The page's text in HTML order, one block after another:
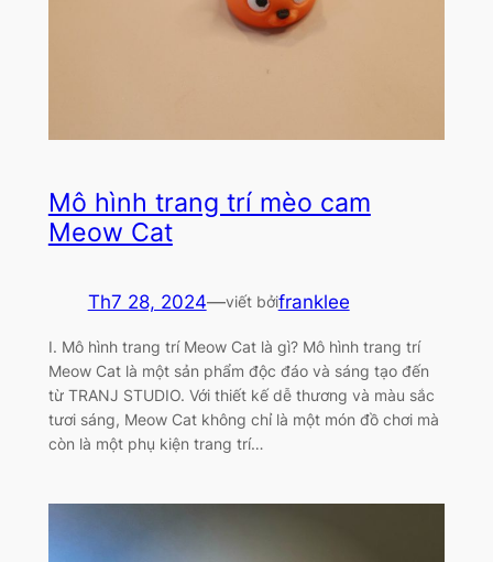
Mô hình trang trí mèo cam
Meow Cat
Th7 28, 2024—viết bởifranklee
I. Mô hình trang trí Meow Cat là gì? Mô hình trang trí
Meow Cat là một sản phẩm độc đáo và sáng tạo đến
từ TRANJ STUDIO. Với thiết kế dễ thương và màu sắc
tươi sáng, Meow Cat không chỉ là một món đồ chơi mà
còn là một phụ kiện trang trí…